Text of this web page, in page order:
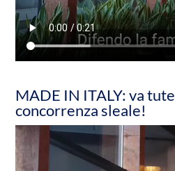
MADE IN ITALY: va
concorrenza sleale!